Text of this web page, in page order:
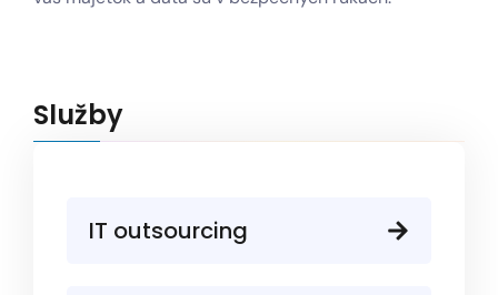
Služby
IT outsourcing